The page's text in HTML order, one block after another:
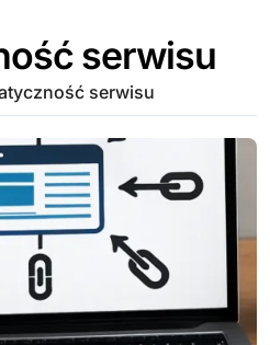
serwisu
serwisu